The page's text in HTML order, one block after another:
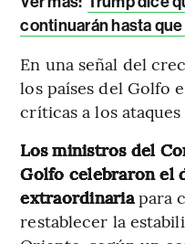
continuarán hasta
En una señal del
los países del Golfo
críticas a los
Los ministros del
Golfo celebraron el
extraordinariapara
restablecer la